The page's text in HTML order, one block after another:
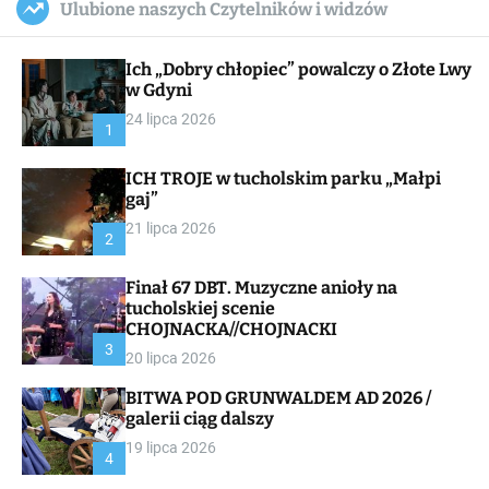
c
a
a
s
W
i
e
l
c
Ulubione naszych Czytelników i widzów
1
Ich „Dobry chłopiec” powalczy o Złote Lwy
w Gdyni
24 lipca 2026
2
ICH TROJE w tucholskim parku „Małpi
gaj”
21 lipca 2026
3
Finał 67 DBT. Muzyczne anioły na
tucholskiej scenie
CHOJNACKA//CHOJNACKI
20 lipca 2026
4
BITWA POD GRUNWALDEM AD 2026 /
galerii ciąg dalszy
19 lipca 2026